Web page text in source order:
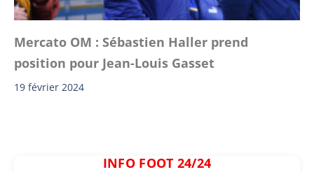
Mercato OM : Sébastien Haller prend
position pour Jean-Louis Gasset
19 février 2024
INFO FOOT 24/24